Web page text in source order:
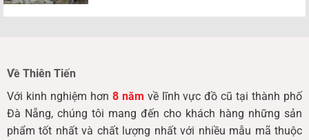
Về Thiên Tiến
Với kinh nghiệm hơn 8 năm về lĩnh vực đồ cũ tại thành phố
Đà Nẵng, chúng tôi mang đến cho khách hàng những sản
phẩm tốt nhất và chất lượng nhất với nhiều mẫu mã thuộc